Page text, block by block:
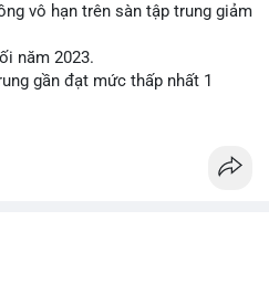
vô hạn trên sàn tập trung giảm
năm 2023.
gần đạt mức thấp nhất 1